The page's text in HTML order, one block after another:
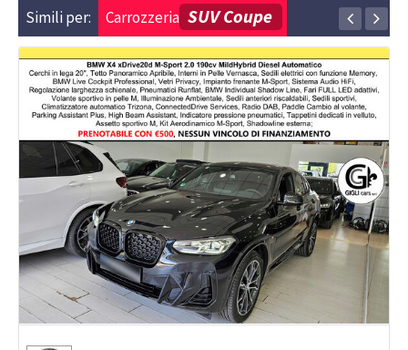
Simili per: Carrozzeria SUV Coupe